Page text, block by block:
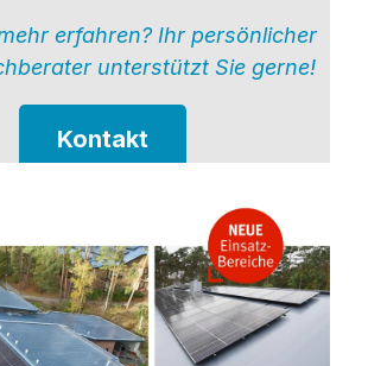
erfahren? Ihr persönlicher
unterstützt Sie gerne!
Kontakt